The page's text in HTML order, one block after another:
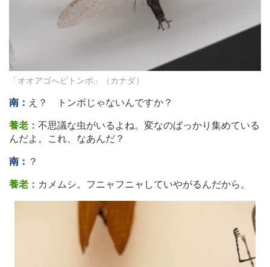
「オオアゴへビトンボ」（カナダ）
南： え？ トンボじゃないんですか？
養老： 不思議な虫がいるよね。変なのばっかり集めている
んだよ。これ、なあんだ？
南： ？
養老： カメムシ。フニャフニャしていやがるんだから。